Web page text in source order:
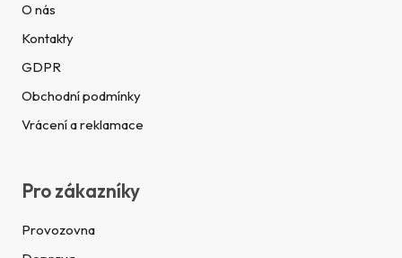
O nás
Kontakty
GDPR
Obchodní podmínky
Vrácení a reklamace
Pro zákazníky
Provozovna